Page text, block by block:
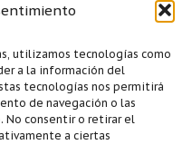
utilizamos tecnologías como
a la información del
tecnologías nos permitirá
de navegación o las
No consentir o retirar el
a ciertas